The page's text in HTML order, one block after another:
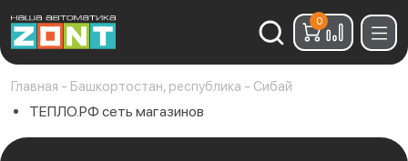
Найти:
0
Главная - Башкортостан, республика - Сибай
ТЕПЛО.РФ сеть магазинов